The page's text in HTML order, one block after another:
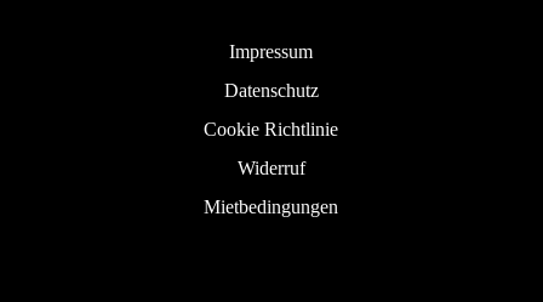
Impressum
Datenschutz
Cookie Richtlinie
Widerruf
Mietbedingungen